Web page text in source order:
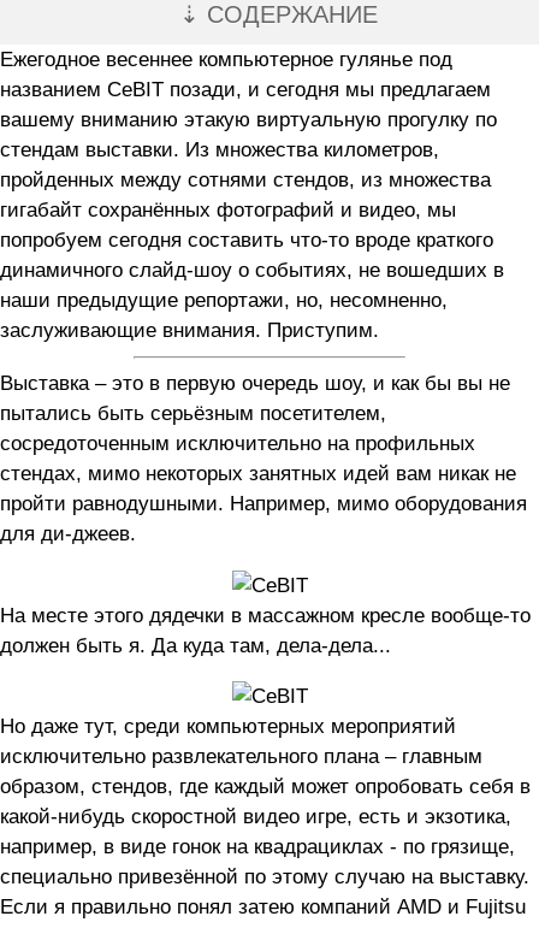
⇣ СОДЕРЖАНИЕ
Ежегодное весеннее компьютерное гулянье под
названием СeBIT позади, и сегодня мы предлагаем
вашему вниманию этакую виртуальную прогулку по
стендам выставки. Из множества километров,
пройденных между сотнями стендов, из множества
гигабайт сохранённых фотографий и видео, мы
попробуем сегодня составить что-то вроде краткого
динамичного слайд-шоу о событиях, не вошедших в
наши предыдущие репортажи, но, несомненно,
заслуживающие внимания. Приступим.
Выставка – это в первую очередь шоу, и как бы вы не
пытались быть серьёзным посетителем,
сосредоточенным исключительно на профильных
стендах, мимо некоторых занятных идей вам никак не
пройти равнодушными. Например, мимо оборудования
для ди-джеев.
На месте этого дядечки в массажном кресле вообще-то
должен быть я. Да куда там, дела-дела...
Но даже тут, среди компьютерных мероприятий
исключительно развлекательного плана – главным
образом, стендов, где каждый может опробовать себя в
какой-нибудь скоростной видео игре, есть и экзотика,
например, в виде гонок на квадрациклах - по грязище,
специально привезённой по этому случаю на выставку.
Если я правильно понял затею компаний AMD и Fujitsu